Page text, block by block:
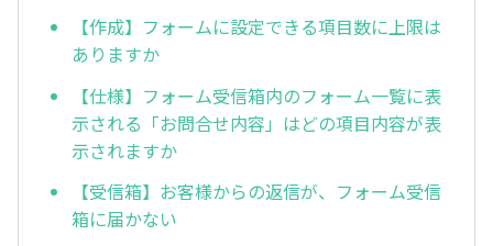
【作成】フォームに設定できる項目数に上限は
ありますか
【仕様】フォーム受信箱内のフォーム一覧に表
示される「お問合せ内容」はどの項目内容が表
示されますか
【受信箱】お客様からの返信が、フォーム受信
箱に届かない